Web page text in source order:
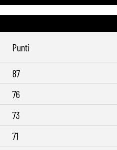
Punti
87
76
73
71